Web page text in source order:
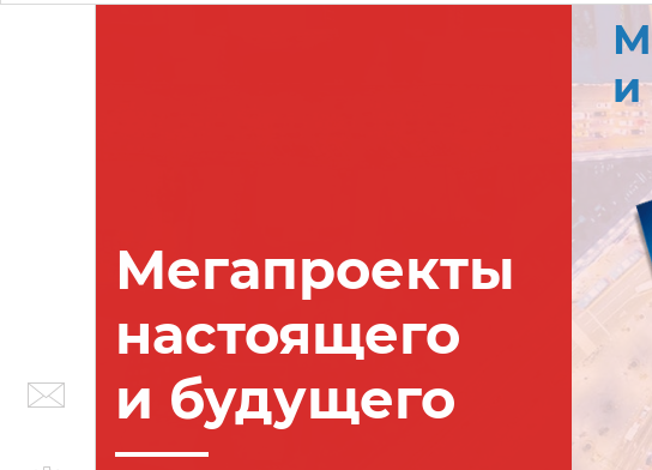
Мегапроекты
настоящего
и будущего
и